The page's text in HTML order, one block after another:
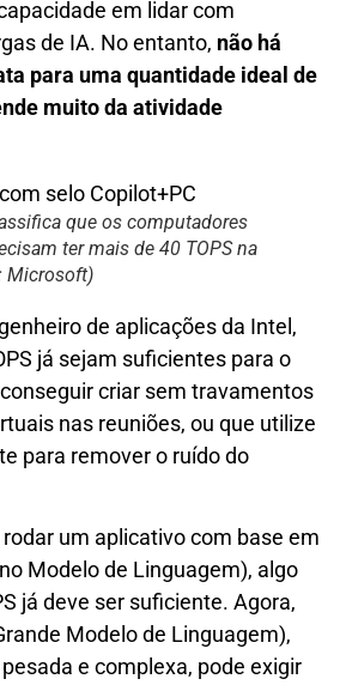
em lidar com
de IA. No entanto, não há
para uma quantidade ideal de
muito da atividade
que os computadores
ter mais de 40 TOPS na
Microsoft)
de aplicações da Intel,
já sejam suficientes para o
criar sem travamentos
nas reuniões, ou que utilize
para remover o ruído do
um aplicativo com base em
Modelo de Linguagem), algo
já deve ser suficiente. Agora,
Modelo de Linguagem),
e complexa, pode exigir